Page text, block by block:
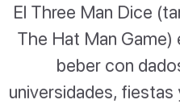
El Three Man Dice
The Hat Man Game)
beber con
universidades, fiestas